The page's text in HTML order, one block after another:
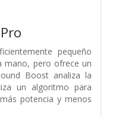
pequeño
mano, pero ofrece un
Boost analiza la
un algoritmo para
potencia y menos